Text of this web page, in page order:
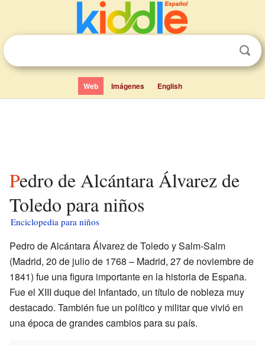
Web Imágenes English
Pedro de Alcántara Álvarez de
Toledo para niños
Enciclopedia para niños
Pedro de Alcántara Álvarez de Toledo y Salm-Salm
(Madrid, 20 de julio de 1768 – Madrid, 27 de noviembre de
1841) fue una figura importante en la historia de España.
Fue el XIII duque del Infantado, un título de nobleza muy
destacado. También fue un político y militar que vivió en
una época de grandes cambios para su país.